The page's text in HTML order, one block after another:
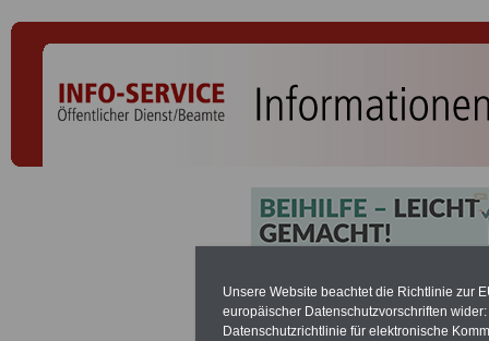
Unsere Website beachtet die Richtlinie zur
europäischer Datenschutzvorschriften
Datenschutzrichtlinie für elektronische